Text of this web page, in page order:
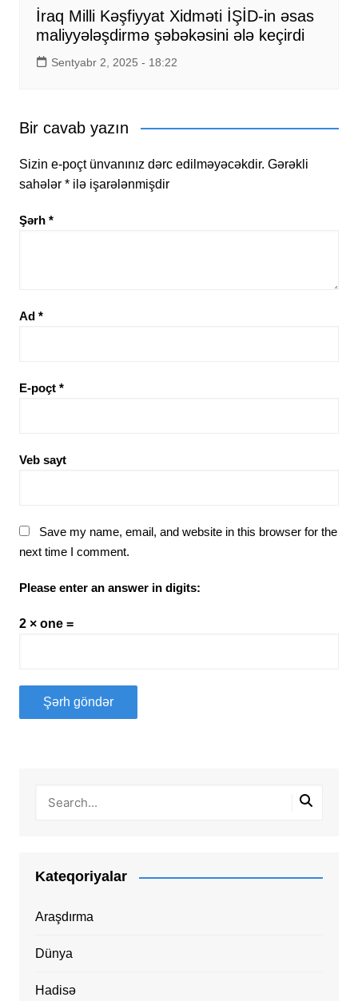
İraq Milli Kəşfiyyat Xidməti İŞİD-in əsas
maliyyələşdirmə şəbəkəsini ələ keçirdi
Sentyabr 2, 2025 - 18:22
Bir cavab yazın
Sizin e-poçt ünvanınız dərc edilməyəcəkdir. Gərəkli
sahələr *ilə işarələnmişdir
Şərh *
Ad *
E-poçt *
Veb sayt
Save my name, email, and website in this browser for the
next time I comment.
Please enter an answer in digits:
2 × one =
Kateqoriyalar
Araşdırma
Dünya
Hadisə